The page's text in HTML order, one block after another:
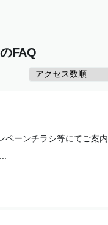
FAQ
ペーンチラシ等にてご案内